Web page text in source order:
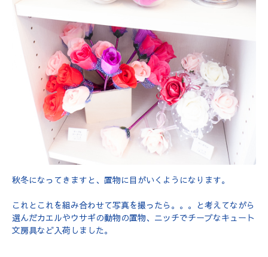
秋冬になってきますと、置物に目がいくようになります。
これとこれを組み合わせて写真を撮ったら。。。と考えてながら
選んだカエルやウサギの動物の置物、ニッチでチーブなキュート
文房具など入荷しました。